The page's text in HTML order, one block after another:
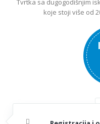
Tvrtka sa dugogodišnjim
koje stoji više od